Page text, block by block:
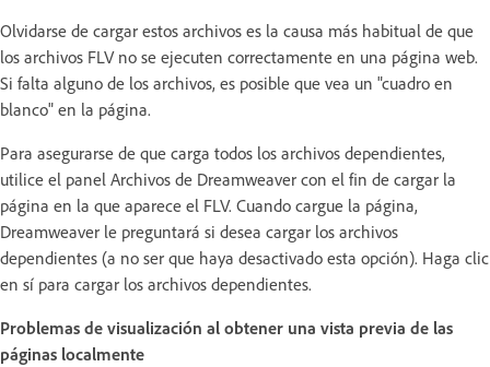
Olvidarse de cargar estos archivos es la causa más habitual de que
los archivos FLV no se ejecuten correctamente en una página web.
Si falta alguno de los archivos, es posible que vea un "cuadro en
blanco" en la página.
Para asegurarse de que carga todos los archivos dependientes,
utilice el panel Archivos de Dreamweaver con el fin de cargar la
página en la que aparece el FLV. Cuando cargue la página,
Dreamweaver le preguntará si desea cargar los archivos
dependientes (a no ser que haya desactivado esta opción). Haga clic
en sí para cargar los archivos dependientes.
Problemas de visualización al obtener una vista previa de las
páginas localmente